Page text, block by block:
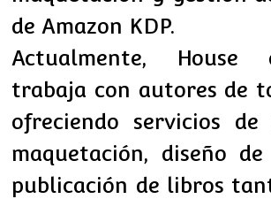
de Amazon KDP.
Actualmente,
trabaja con autores de
ofreciendo servicios de
maquetación, diseño
publicación de libros